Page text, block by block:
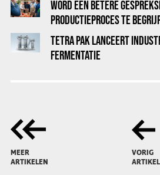
WORD EEN BETERE
PRODUCTIEPROCES TE
TETRA PAK LANCEERT
FERMENTATIE
MEER
ARTIKELEN
VORIG
ARTIKEL